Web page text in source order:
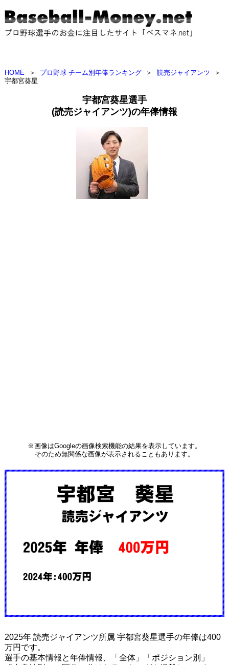
HOME ＞ プロ野球 チーム別年俸ランキング ＞ 読売ジャイアンツ
＞
宇都宮葵星
宇都宮葵星選手
(読売ジャイアンツ)の年俸情報
※画像はGoogleの画像検索機能の結果を表示しています。
そのため無関係な画像が表示されることもあります。
2025年 読売ジャイアンツ所属 宇都宮葵星選手の年俸は400
万円です。
選手の基本情報と年俸情報、「全体」「ポジション別」